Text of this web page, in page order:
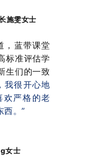
施雯女士
，蓝带课堂
标准评估学
生们的一致
我很开心地
欢严格的老
西。”
女士